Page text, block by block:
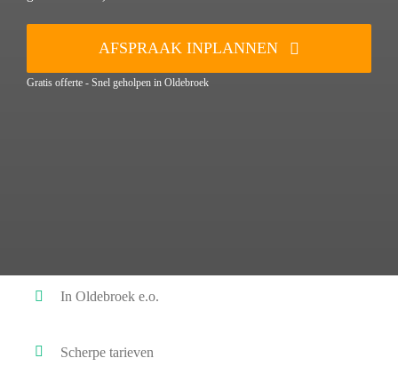
AFSPRAAK INPLANNEN
Gratis offerte - Snel geholpen in Oldebroek
In Oldebroek e.o.
Scherpe tarieven